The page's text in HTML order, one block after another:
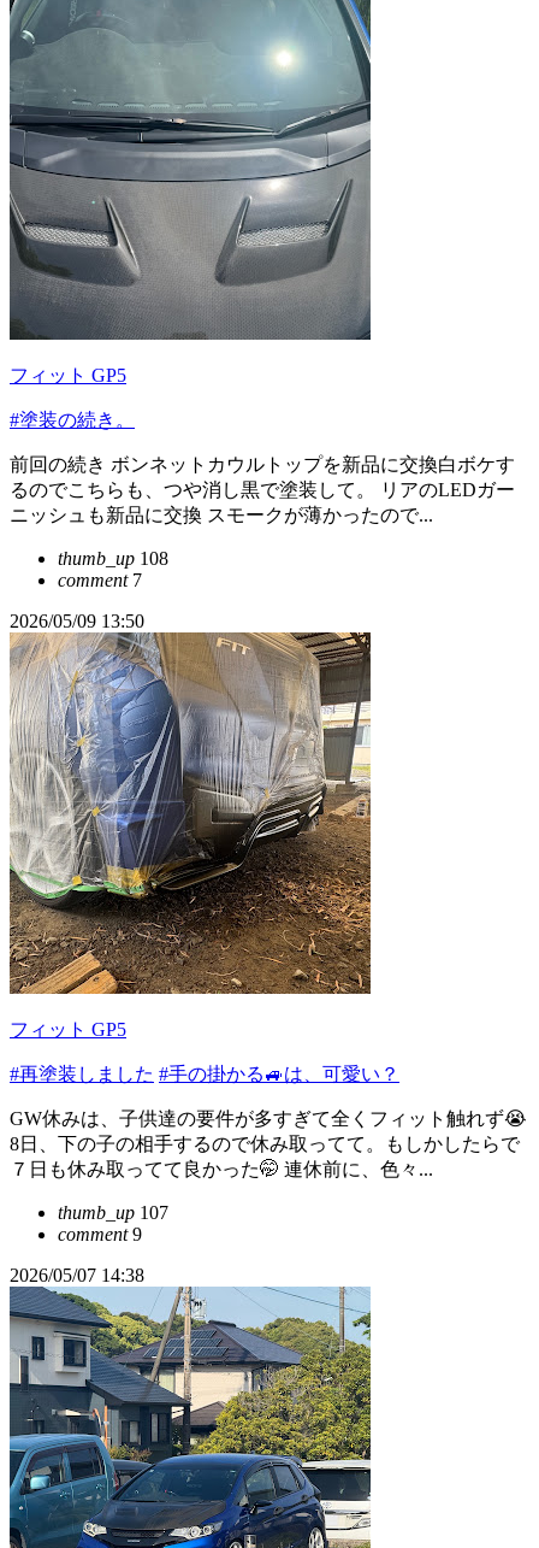
フィット GP5
#塗装の続き。
前回の続き ボンネットカウルトップを新品に交換白ボケす
るのでこちらも、つや消し黒で塗装して。 リアのLEDガー
ニッシュも新品に交換 スモークが薄かったので...
thumb_up 108
comment7
2026/05/09 13:50
フィット GP5
#再塗装しました #手の掛かる🚙は、可愛い？
GW休みは、子供達の要件が多すぎて全くフィット触れず😭
8日、下の子の相手するので休み取ってて。もしかしたらで
７日も休み取ってて良かった🤭 連休前に、色々...
thumb_up 107
comment9
2026/05/07 14:38